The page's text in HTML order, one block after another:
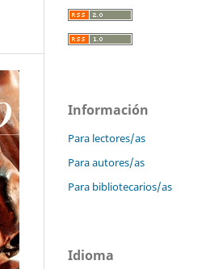
Información
Para lectores/as
Para autores/as
Para bibliotecarios/as
Idioma